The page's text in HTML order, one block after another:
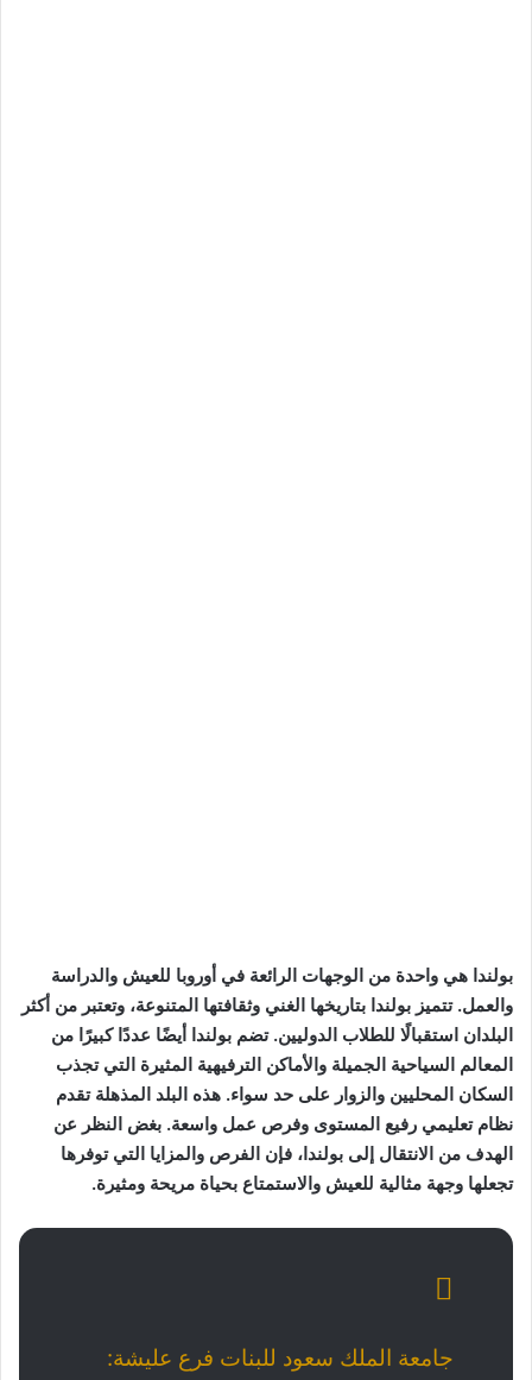
بولندا هي واحدة من الوجهات الرائعة في أوروبا للعيش والدراسة
والعمل. تتميز بولندا بتاريخها الغني وثقافتها المتنوعة، وتعتبر من أكثر
البلدان استقبالًا للطلاب الدوليين. تضم بولندا أيضًا عددًا كبيرًا من
المعالم السياحية الجميلة والأماكن الترفيهية المثيرة التي تجذب
السكان المحليين والزوار على حد سواء. هذه البلد المذهلة تقدم
نظام تعليمي رفيع المستوى وفرص عمل واسعة. بغض النظر عن
الهدف من الانتقال إلى بولندا، فإن الفرص والمزايا التي توفرها
تجعلها وجهة مثالية للعيش والاستمتاع بحياة مريحة ومثيرة.
جامعة الملك سعود للبنات فرع عليشة: